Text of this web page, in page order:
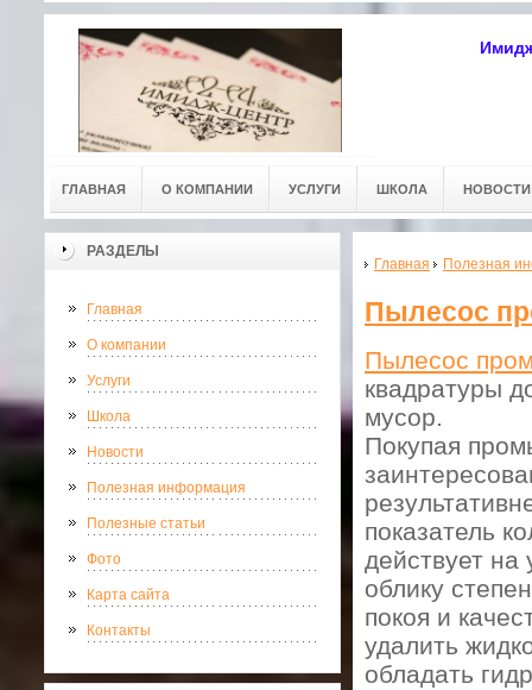
ГЛАВНАЯ О КОМПАНИИ УСЛУГИ ШКОЛА НОВОСТИ
РАЗДЕЛЫ
Главная
О компании
Услуги
Школа
Новости
Полезная информация
Полезные статьи
Фото
Карта сайта
Контакты
Главная Полезная
Пылесос
Пылесос
квадратуры
мусор.
Покупая
показатель
действует на
облику
покоя и
удалить
обладать